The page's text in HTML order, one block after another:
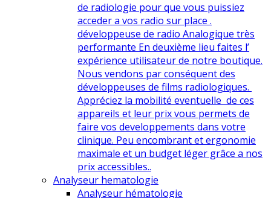
de radiologie pour que vous puissiez
acceder a vos radio sur place .
développeuse de radio Analogique très
performante En deuxième lieu faites l’
expérience utilisateur de notre boutique.
Nous vendons par conséquent des
développeuses de films radiologiques.
Appréciez la mobilité eventuelle de ces
appareils et leur prix vous permets de
faire vos developpements dans votre
clinique. Peu encombrant et ergonomie
maximale et un budget léger grâce a nos
prix accessibles..
Analyseur hematologie
Analyseur hématologie